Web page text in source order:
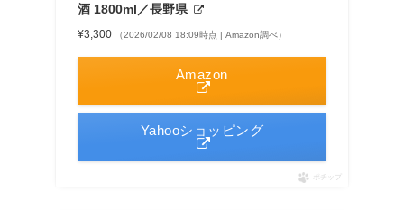
酒 1800ml／長野県
¥3,300 （2026/02/08 18:09時点 | Amazon調べ）
Amazon
Yahooショッピング
ポチップ